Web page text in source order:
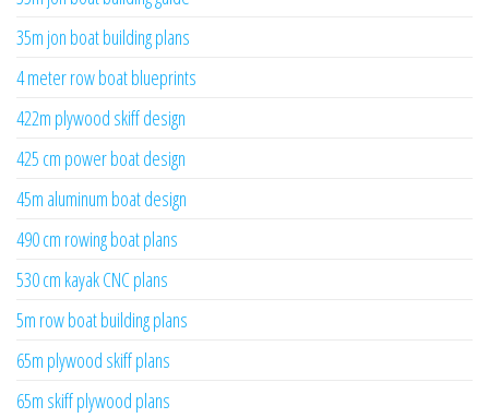
35m jon boat building plans
4 meter row boat blueprints
422m plywood skiff design
425 cm power boat design
45m aluminum boat design
490 cm rowing boat plans
530 cm kayak CNC plans
5m row boat building plans
65m plywood skiff plans
65m skiff plywood plans